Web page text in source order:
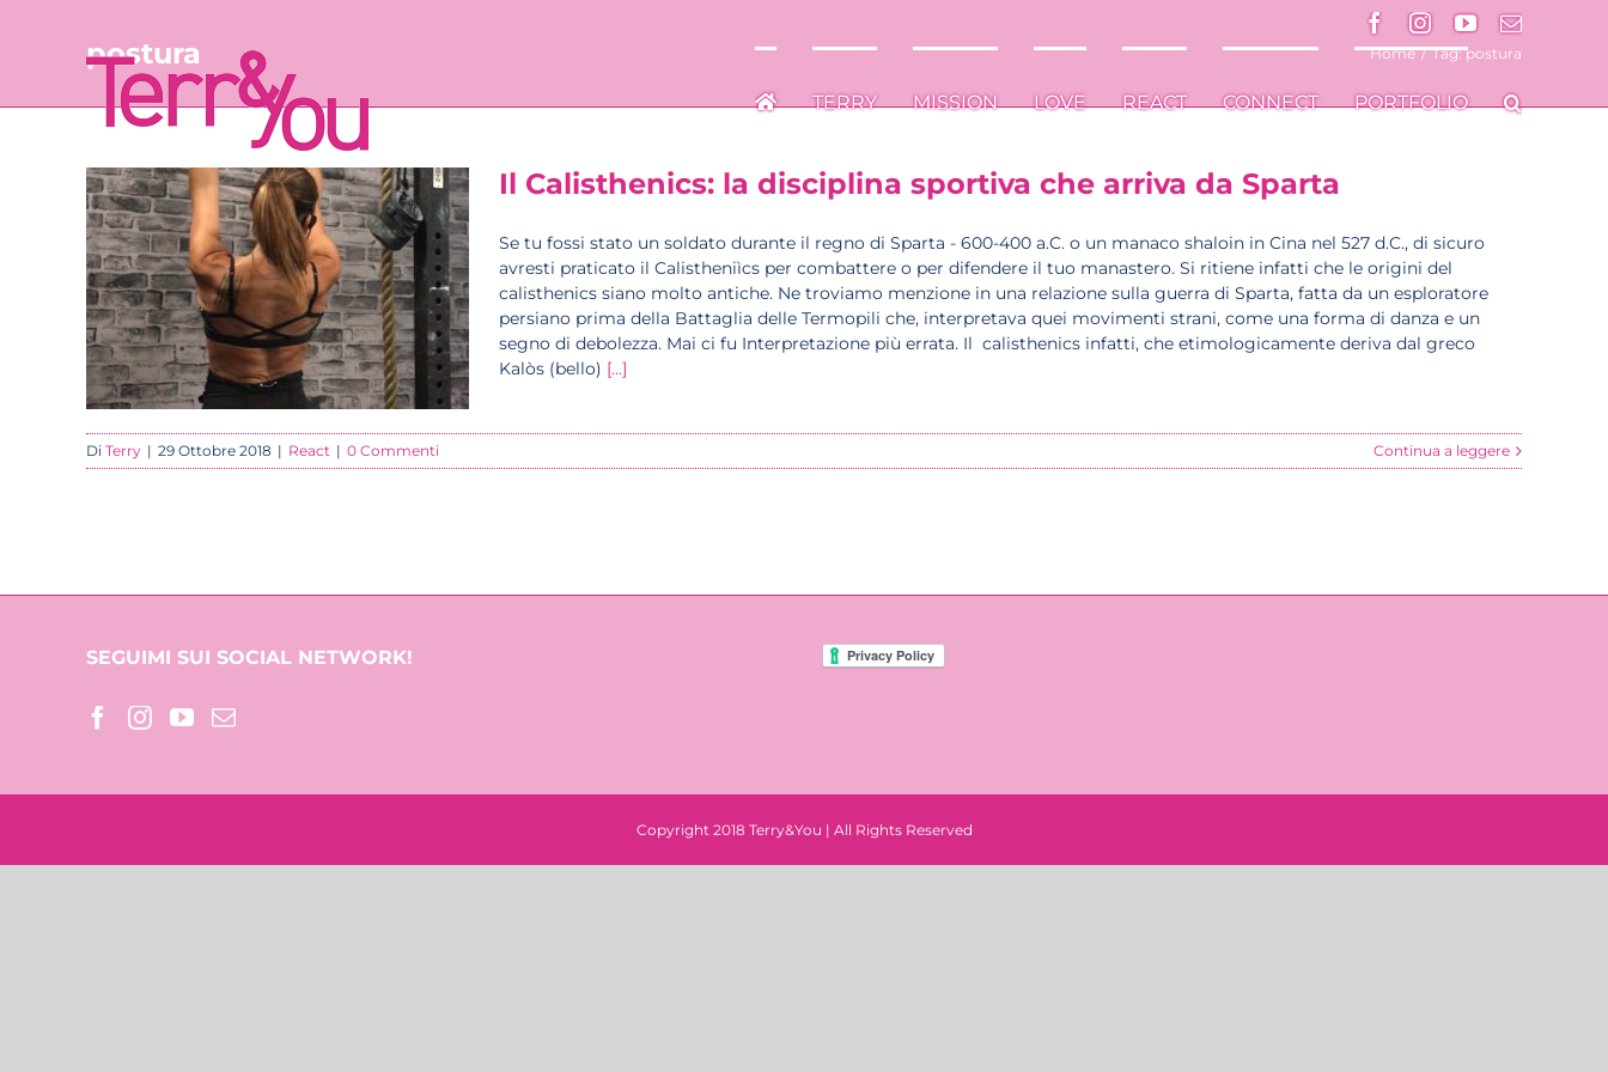
FacebookInstagram
YouTubeEmail
TERRY MISSION LOVE REACT CONNECT PORTFOLIO
FacebookInstagram
YouTubeEmail
TERRY MISSION LOVE REACT CONNECT PORTFOLIO
postura Home / Tag:postura
Il Calisthenics: la disciplina sportiva che arriva da Sparta
Se tu fossi stato un soldato durante il regno di Sparta - 600-400 a.C. o un manaco shaloin in Cina nel 527 d.C., di sicuro
avresti praticato il Calistheniìcs per combattere o per difendere il tuo manastero. Si ritiene infatti che le origini del
calisthenics siano molto antiche. Ne troviamo menzione in una relazione sulla guerra di Sparta, fatta da un esploratore
persiano prima della Battaglia delle Termopili che, interpretava quei movimenti strani, come una forma di danza e un
segno di debolezza. Mai ci fu Interpretazione più errata. Il calisthenics infatti, che etimologicamente deriva dal greco
Kalòs (bello) [...]
Di Terry | 29 Ottobre 2018 | React | 0 Commenti Continua a leggere
SEGUIMI SUI SOCIAL NETWORK!
Copyright 2018 Terry&You | All Rights Reserved